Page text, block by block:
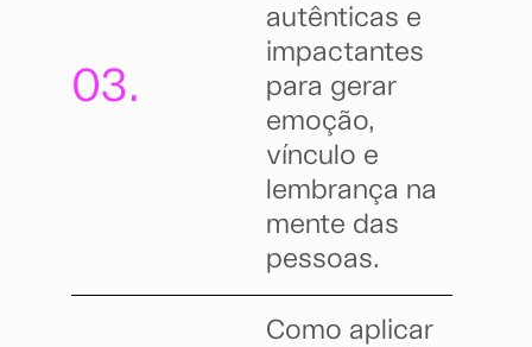
03.
autênticas e
impactantes
para gerar
emoção,
vínculo e
lembrança na
mente das
pessoas.
Como aplicar